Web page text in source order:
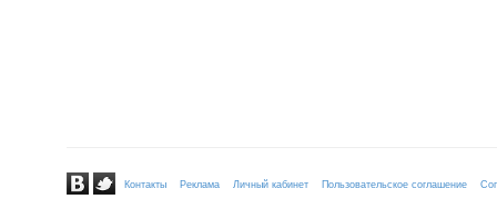
Контакты Реклама Личный кабинет Пользовательское соглашение